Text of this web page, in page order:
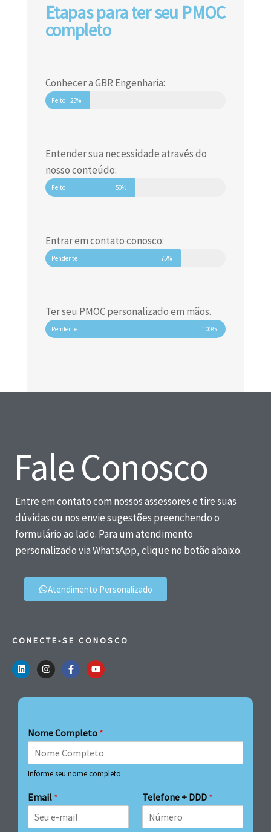
Etapas para ter seu PMOC
completo
Conhecer a GBR Engenharia:
Feito 25%
Entender sua necessidade através do
nosso conteúdo:
Feito 50%
Entrar em contato conosco:
Pendente 75%
Ter seu PMOC personalizado em mãos.
Pendente 100%
Fale Conosco
Entre em contato com nossos assessores e tire suas
dúvidas ou nos envie sugestões preenchendo o
formulário ao lado. Para um atendimento
personalizado via WhatsApp, clique no botão abaixo.
Atendimento Personalizado
CONECTE-SE CONOSCO
Nome Completo *
Informe seu nome completo.
Email * Telefone + DDD *